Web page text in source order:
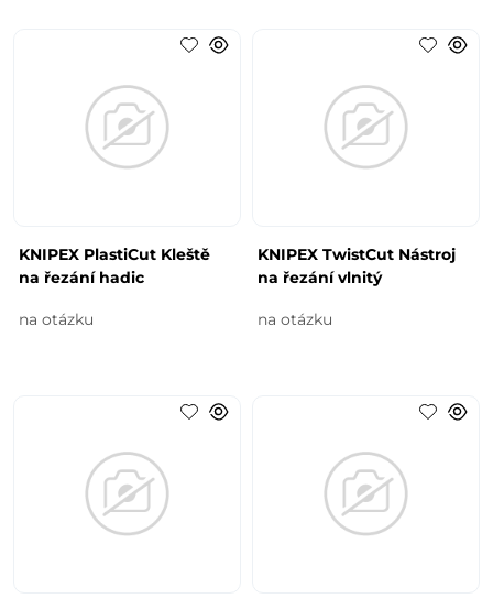
KNIPEX PlastiCut Kleště
na řezání hadic
na otázku
KNIPEX TwistCut Nástroj
na řezání vlnitý
na otázku